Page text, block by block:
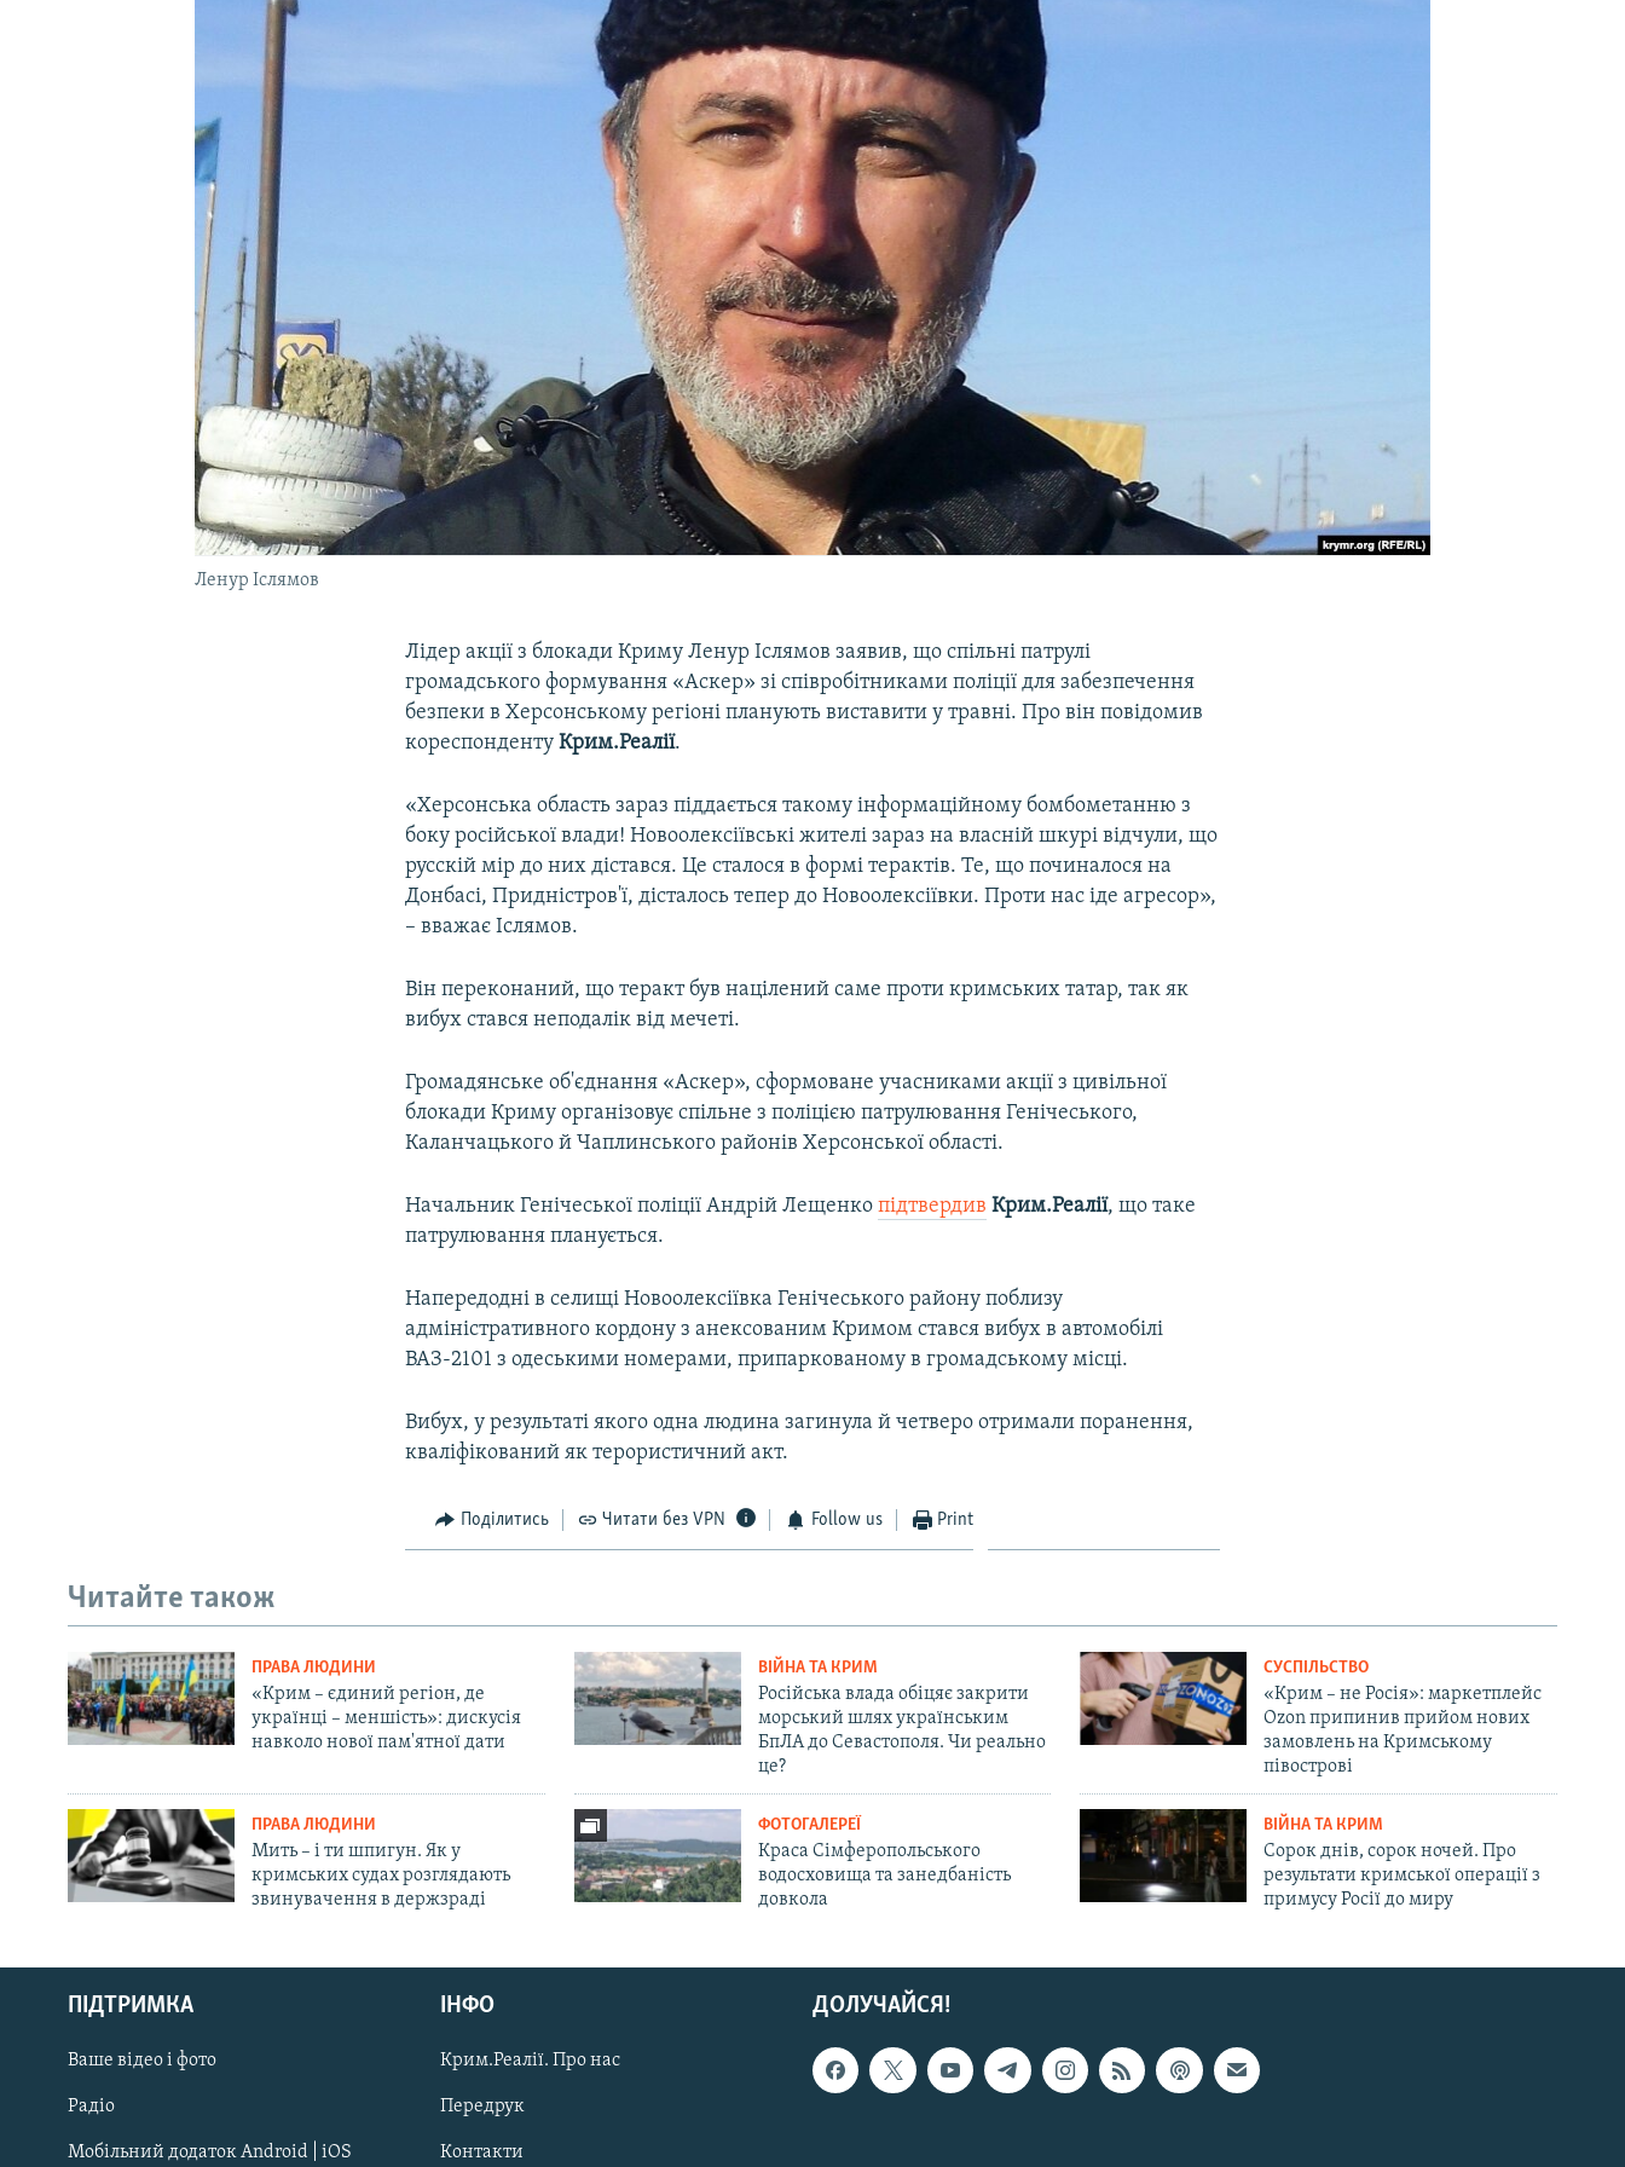
Русский
Qırımtatar
ДОЛУЧАЙСЯ!
Ленур Іслямов
Лідер акції з блокади Криму Ленур Іслямов заявив, що спільні патрулі
громадського формування «Аскер» зі співробітниками поліції для забезпечення
безпеки в Херсонському регіоні планують виставити у травні. Про він повідомив
кореспондентуКрим.Реалії.
«Херсонська область зараз піддається такому інформаційному бомбометанню з
боку російської влади! Новоолексіївські жителі зараз на власній шкурі відчули, що
русскій мір до них дістався. Це сталося в формі терактів. Те, що починалося на
Донбасі, Придністров'ї, дісталось тепер до Новоолексіївки. Проти нас іде агресор»,
– вважає Іслямов.
Він переконаний, що теракт був націлений саме проти кримських татар, так як
вибух стався неподалік від мечеті.
Громадянське об'єднання «Аскер», сформоване учасниками акції з цивільної
блокади Криму організовує спільне з поліцією патрулювання Генічеського,
Каланчацького й Чаплинського районів Херсонської області.
Начальник Генічеської поліції Андрій Лещенкопідтвердив Крим.Реалії, що таке
патрулювання планується.
Напередодні в селищі Новоолексіївка Генічеського району поблизу
адміністративного кордону з анексованим Кримом стався вибух в автомобілі
ВАЗ-2101 з одеськими номерами, припаркованому в громадському місці.
Вибух, у результаті якого одна людина загинула й четверо отримали поранення,
кваліфікований як терористичний акт.
Поділитись Читати без VPN Follow us Print
Читайте також
ПРАВА ЛЮДИНИ
«Крим – єдиний регіон, де
українці – меншість»: дискусія
навколо нової пам'ятної дати
ВІЙНА ТА КРИМ
Російська влада обіцяє закрити
морський шлях українським
БпЛА до Севастополя. Чи реально
це?
СУСПІЛЬСТВО
«Крим – не Росія»: маркетплейс
Ozon припинив прийом нових
замовлень на Кримському
півострові
ПРАВА ЛЮДИНИ
Мить – і ти шпигун. Як у
кримських судах розглядають
звинувачення в держзраді
ФОТОГАЛЕРЕЇ
Краса Сімферопольського
водосховища та занедбаність
довкола
ВІЙНА ТА КРИМ
Сорок днів, сорок ночей. Про
результати кримської операції з
примусу Росії до миру
ДОЛУЧАЙСЯ!
ПІДТРИМКА
Ваше відео і фото
Радіо
Мобільний додаток Android | iOS
ІНФО
Крим.Реалії. Про нас
Передрук
Контакти